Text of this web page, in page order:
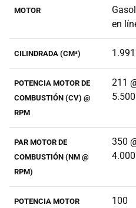
MOTOR
en
CILINDRADA (CM³) 1.991
POTENCIA MOTOR DE
COMBUSTIÓN (CV) @
RPM
211
5.500
PAR MOTOR DE
COMBUSTIÓN (NM @
RPM)
350
4.000
POTENCIA MOTOR
100